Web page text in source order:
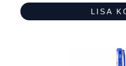
LISA